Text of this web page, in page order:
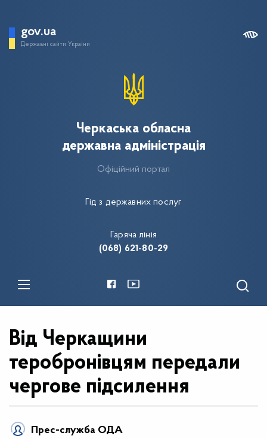
gov.ua
Державні сайти України
Гід з державних послуг
Черкаська обласна
державна адміністрація
Офіційний портал
Гаряча лінія
(068) 621-80-29
Від Черкащини
теробронівцям передали
чергове підсилення
Прес-служба ОДА